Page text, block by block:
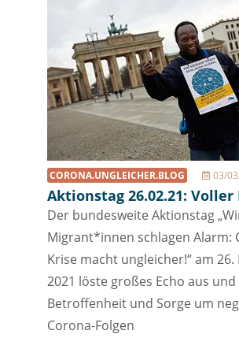
CORONA.UNGLEICHER.BLOG 03/
Aktionstag 26.02.21: Voller
Der bundesweite Aktionstag
Migrant*innen schlagen Alarm:
Krise macht ungleicher!“ am
2021 löste großes Echo aus und
Betroffenheit und Sorge um
Corona-Folgen